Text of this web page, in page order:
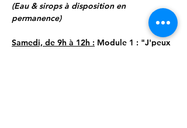
(Eau & sirops à disposition en
permanence)
Samedi, de 9h à 12h : Module 1 : "J'peux